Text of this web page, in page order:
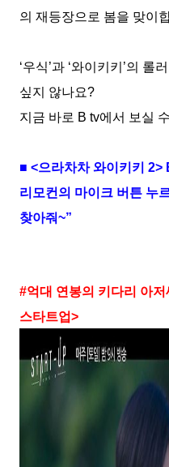
의 재등장으로 봄을 맞이
‘우식’과 ‘와이키키 ’의 롤
싶지 않나요?
지금 바로 B tv에서 보실
■ <으라차차 와이키키 2>
리모컨의 마이크 버튼 누
찾아줘~”
#억대 연봉의 키다리 아저
스타트업>